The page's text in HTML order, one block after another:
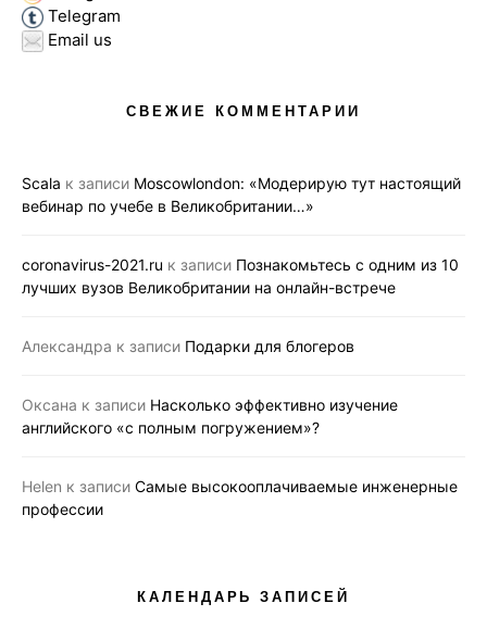
Telegram
Email us
СВЕЖИЕ КОММЕНТАРИИ
Scala к записи Moscowlondon: «Модерирую тут настоящий
вебинар по учебе в Великобритании…»
coronavirus-2021.ru к записи Познакомьтесь с одним из 10
лучших вузов Великобритании на онлайн-встрече
Александра к записи Подарки для блогеров
Оксана к записи Насколько эффективно изучение
английского «с полным погружением»?
Helen к записи Самые высокооплачиваемые инженерные
профессии
КАЛЕНДАРЬ ЗАПИСЕЙ